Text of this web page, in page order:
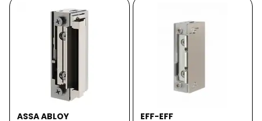
ASSA ABLOY EFF-EFF